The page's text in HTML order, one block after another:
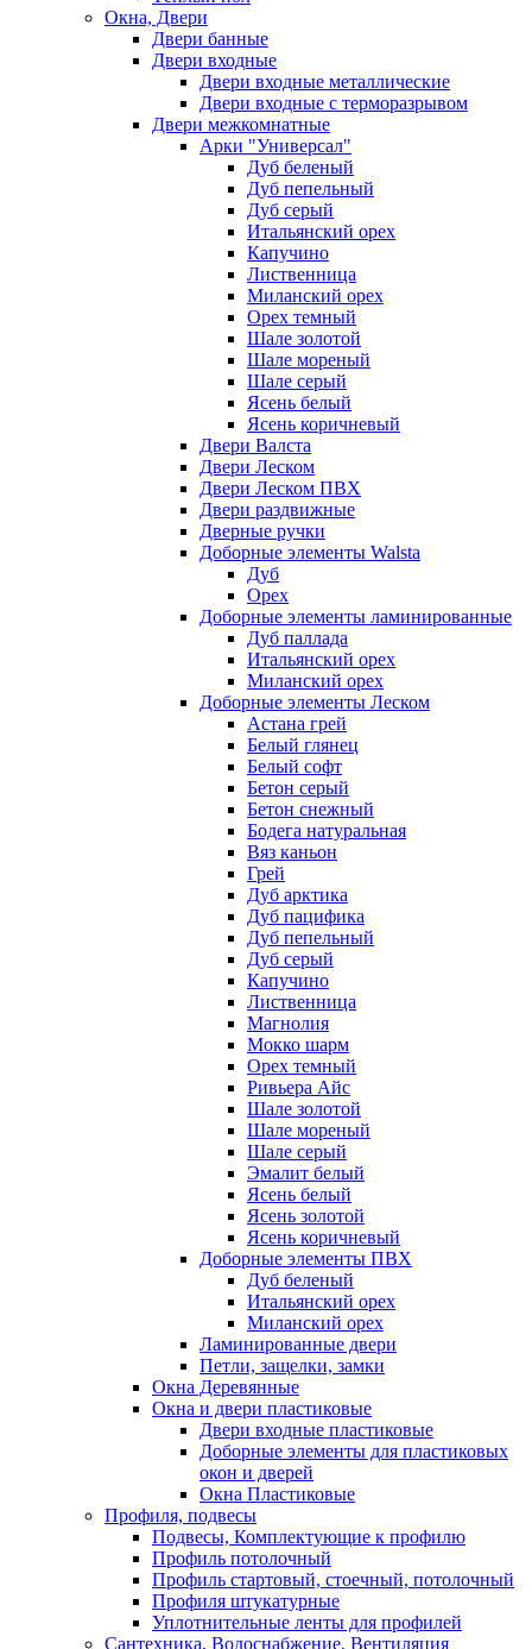
Окна, Двери
Двери банные
Двери входные
Двери входные металлические
Двери входные с терморазрывом
Двери межкомнатные
Арки "Универсал"
Дуб беленый
Дуб пепельный
Дуб серый
Итальянский орех
Капучино
Лиственница
Миланский орех
Орех темный
Шале золотой
Шале мореный
Шале серый
Ясень белый
Ясень коричневый
Двери Валста
Двери Леском
Двери Леском ПВХ
Двери раздвижные
Дверные ручки
Доборные элементы Walsta
Дуб
Орех
Доборные элементы ламинированные
Дуб паллада
Итальянский орех
Миланский орех
Доборные элементы Леском
Астана грей
Белый глянец
Белый софт
Бетон серый
Бетон снежный
Бодега натуральная
Вяз каньон
Грей
Дуб арктика
Дуб пацифика
Дуб пепельный
Дуб серый
Капучино
Лиственница
Магнолия
Мокко шарм
Орех темный
Ривьера Айс
Шале золотой
Шале мореный
Шале серый
Эмалит белый
Ясень белый
Ясень золотой
Ясень коричневый
Доборные элементы ПВХ
Дуб беленый
Итальянский орех
Миланский орех
Ламинированные двери
Петли, защелки, замки
Окна Деревянные
Окна и двери пластиковые
Двери входные пластиковые
Доборные элементы для пластиковых
окон и дверей
Окна Пластиковые
Профиля, подвесы
Подвесы, Комплектующие к профилю
Профиль потолочный
Профиль стартовый, стоечный, потолочный
Профиля штукатурные
Уплотнительные ленты для профилей
Сантехника, Водоснабжение, Вентиляция